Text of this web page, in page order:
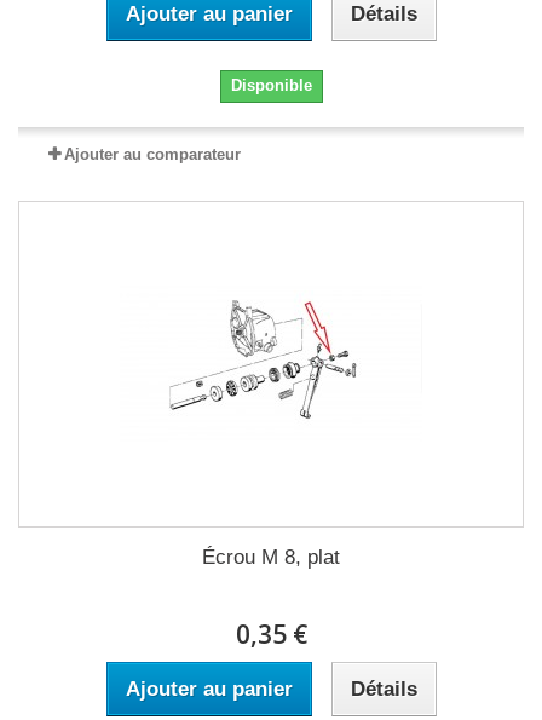
Ajouter au panier Détails
Disponible
Ajouter au comparateur
Écrou M 8, plat
0,35 €
Ajouter au panier Détails